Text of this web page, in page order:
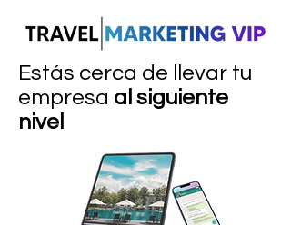
Estás cerca de llevar tu
empresa al siguiente
nivel